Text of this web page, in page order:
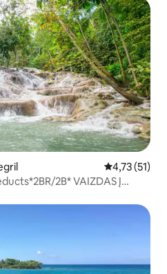
Vidutinis
4,73 (51)
2B* VAIZDAS Į